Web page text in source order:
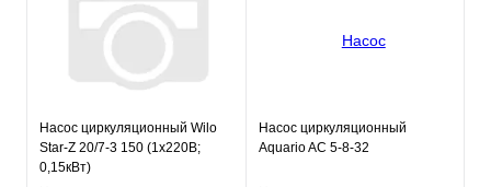
Насос циркуляционный Wilo
Star-Z 20/7-3 150 (1х220В;
0,15кВт)
Насос циркуляционный
Aquario AC 5-8-32